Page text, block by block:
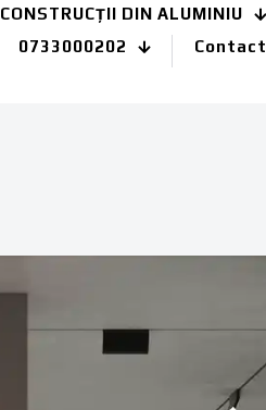
CONSTRUCȚII DIN ALUMINIU
0733000202
Contact